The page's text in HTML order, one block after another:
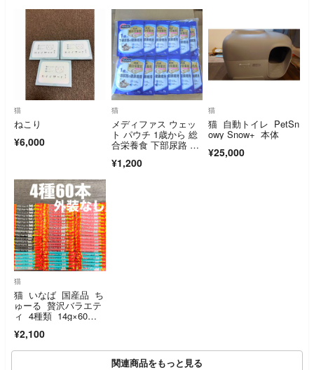
猫
ねこり
¥6,000
猫
メディファス ウェッ
ト パウチ 1歳から 総
合栄養食 下部尿路 健
ささみ 50g 12袋
¥1,200
猫
猫 自動トイレ PetSn
owy Snow+ 本体
¥25,000
猫
猫 いなば 国産品 ち
ゅーる 贅沢バラエテ
ィ 4種類 14g×60
¥2,100
関連商品をもっと見る